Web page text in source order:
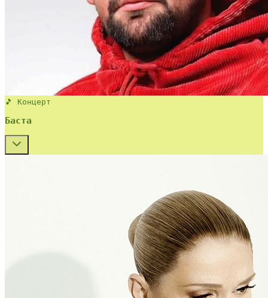
🎵 Концерт
Баста